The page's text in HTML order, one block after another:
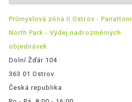
Průmyslová zóna II Ostrov - Panattoni
North Park - Výdej nadrozměrných
objednávek
Dolní Žďár 104
363 01 Ostrov
Česká republika